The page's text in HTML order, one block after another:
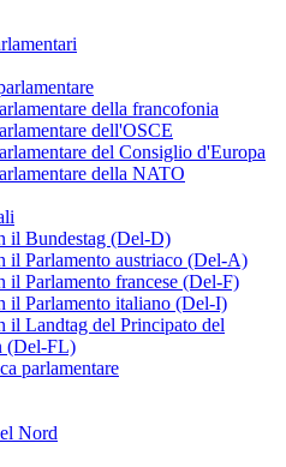
della francofonia
dell'OSCE
del Consiglio d'Europa
della NATO
il Bundestag (Del-D)
il Parlamento austriaco (Del-A)
il Parlamento francese (Del-F)
il Parlamento italiano (Del-I)
il Landtag del Principato del
(Del-FL)
parlamentare
Nord